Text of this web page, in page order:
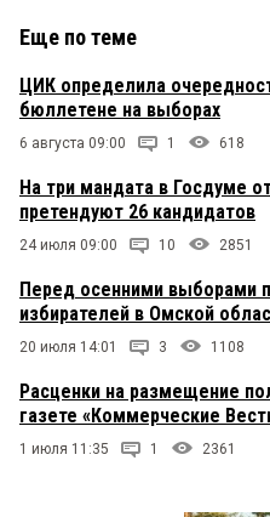
Еще по теме
ЦИК определила
бюллетене на выборах
6 августа 09:00 1 618
На три мандата в Госдуме
претендуют 26 кандидатов
24 июля 09:00 10 2851
Перед осенними выборами
избирателей в Омской
20 июля 14:01 3 1108
Расценки на размещение
газете «Коммерческие
1 июля 11:35 1 2361